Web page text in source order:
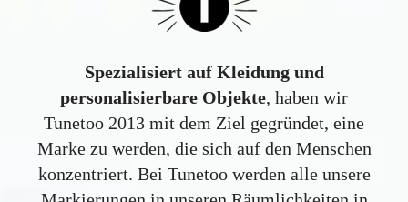
Spezialisiert auf Kleidung und
personalisierbare Objekte, haben wir
Tunetoo 2013 mit dem Ziel gegründet, eine
Marke zu werden, die sich auf den Menschen
konzentriert. Bei Tunetoo werden alle unsere